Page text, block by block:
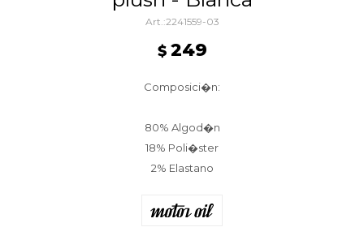
2241559-03
$ 249
Composici�n:
80% Algod�n
18% Poli�ster
2% Elastano